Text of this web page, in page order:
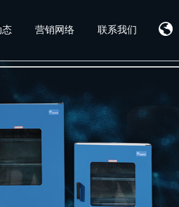
态 营销网络 联系我们